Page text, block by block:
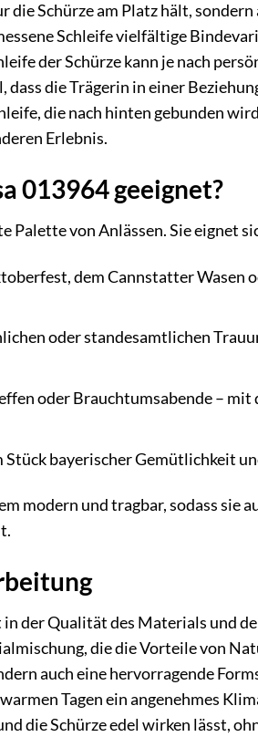
Schürze am Platz hält,
Schleife vielfältige
der Schürze kann je nach
die Trägerin in einer
die nach hinten gebunden
Erlebnis.
013964 geeignet?
von Anlässen. Sie eignet
dem Cannstatter Wasen
oder standesamtlichen
oder Brauchtumsabende – mit
bayerischer Gemütlichkeit
modern und tragbar, sodass sie
der Qualität des Materials und
die die Vorteile von
auch eine hervorragende
Tagen ein angenehmes
die Schürze edel wirken lässt,